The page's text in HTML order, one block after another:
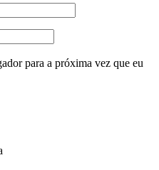
para a próxima vez que eu